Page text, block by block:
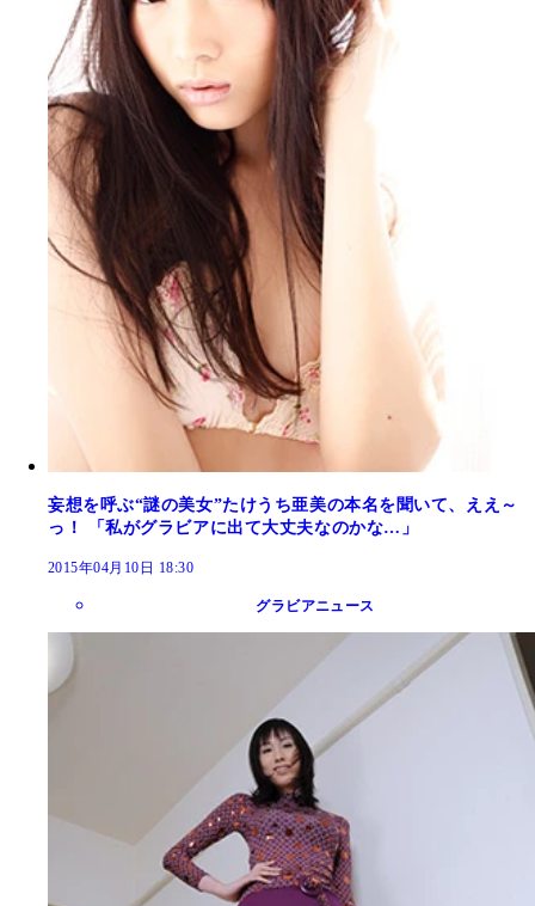
妄想を呼ぶ“謎の美女”たけうち亜美の本名を聞いて、ええ～
っ！ 「私がグラビアに出て大丈夫なのかな…」
2015年04月10日 18:30
グラビアニュース